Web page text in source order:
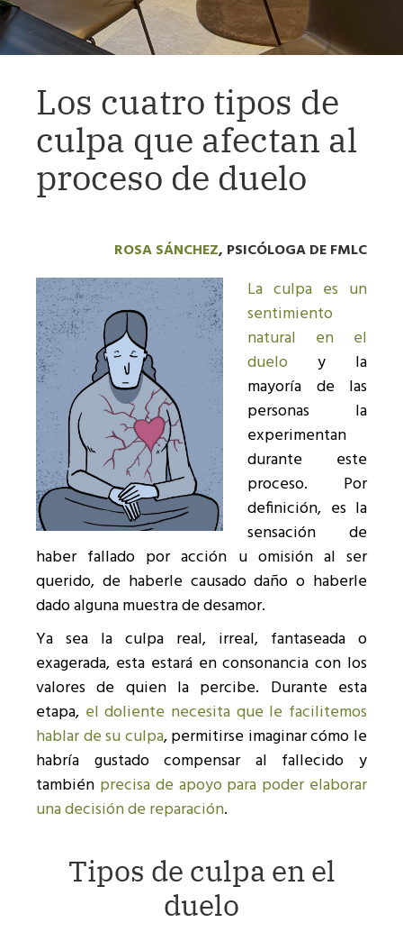
Los cuatro tipos de
culpa que afectan al
proceso de duelo
ROSA SÁNCHEZ, PSICÓLOGA DE FMLC
La culpa es un
sentimiento
natural en el
duelo y la
mayoría de las
personas la
experimentan
durante este
proceso. Por
definición, es la
sensación de
haber fallado por acción u omisión al ser
querido, de haberle causado daño o haberle
dado alguna muestra de desamor.
Ya sea la culpa real, irreal, fantaseada o
exagerada, esta estará en consonanciacon los
valores de quien la percibe. Durante esta
etapa, el doliente necesita que le facilitemos
hablar de su culpa, permitirse imaginar cómo le
habría gustado compensar al fallecido y
también precisa de apoyo para poder elaborar
una decisión de reparación.
Tipos de culpa en el
duelo